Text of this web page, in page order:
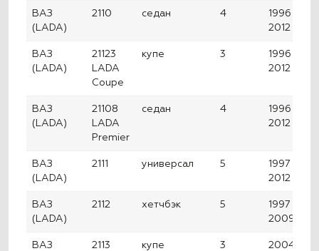
ВАЗ
(LADA)
2110 седан 4
1996 —
2012
ВАЗ
(LADA)
21123
LADA
Coupe
купе 3
1996 —
2012
ВАЗ
(LADA)
21108
LADA
Premier
седан 4
1996 —
2012
ВАЗ
(LADA)
2111 универсал 5
1997 —
2012
ВАЗ
(LADA)
2112 хетчбэк 5
1997 —
2009
ВАЗ
2113 купе 3
2004 —